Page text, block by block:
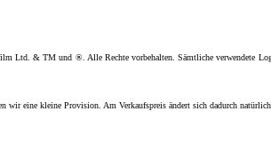
Ltd. & TM und ®. Alle Rechte vorbehalten. Sämtliche verwendete
wir eine kleine Provision. Am Verkaufspreis ändert sich dadurch